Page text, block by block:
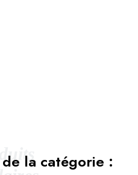
la catégorie :